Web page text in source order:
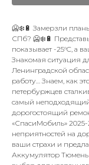
🥶❄️🔋 Замерзли
СПб? 🥶❄️🔋
показывает -25°C, а
Знакомая ситуация
Ленинградской
работу… Знаем, как
петербуржцев
самый неподходящий
дорогостоящий
«СпасиМобиль»
неприятностей на
ваши страхи и
Аккумулятор Тюмень